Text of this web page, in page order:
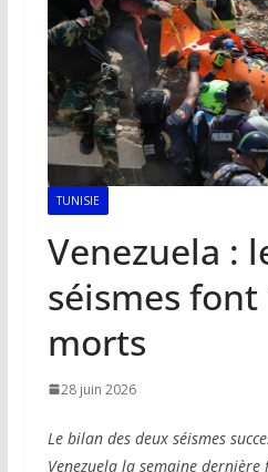
TUNISIE
Venezuela :
séismes font
morts
28 juin 2026
Le bilan des deux séismes
Venezuela la semaine